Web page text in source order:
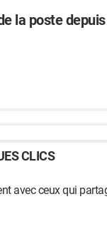
la poste
CLICS
avec ceux qui